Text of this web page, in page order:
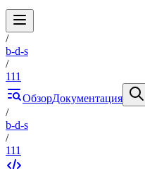
/
b-d-s
/
111
ОбзорДокументация
/
b-d-s
/
111